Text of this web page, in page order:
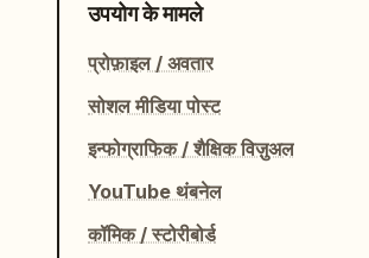
उपयोग के मामले
प्रोफ़ाइल / अवतार
सोशल मीडिया पोस्ट
इन्फोग्राफिक / शैक्षिक विज़ुअल
YouTube थंबनेल
कॉमिक / स्टोरीबोर्ड